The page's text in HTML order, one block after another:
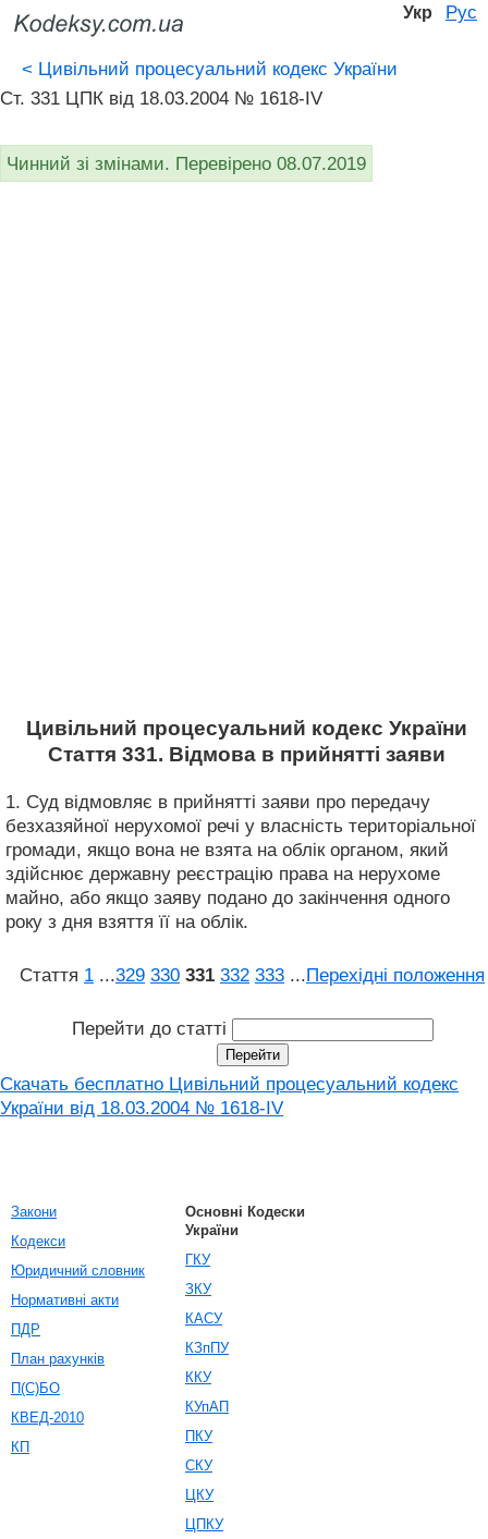
Укр Рус
< Цивільний процесуальний кодекс України
Ст. 331 ЦПК від 18.03.2004 № 1618-IV
Чинний зі змінами. Перевірено 08.07.2019
Цивільний процесуальний кодекс України
Стаття 331. Відмова в прийнятті заяви
1. Суд відмовляє в прийнятті заяви про передачу
безхазяйної нерухомої речі у власність територіальної
громади, якщо вона не взята на облік органом, який
здійснює державну реєстрацію права на нерухоме
майно, або якщо заяву подано до закінчення одного
року з дня взяття її на облік.
Стаття 1 ...329 330 331 332 333 ...Перехідні положення
Перейти до статті
Скачать бесплатно Цивільний процесуальний кодекс
України від 18.03.2004 № 1618-IV
Закони
Кодекси
Юридичний словник
Нормативні акти
ПДР
План рахунків
П(С)БО
КВЕД-2010
КП
Основні Кодески
України
ГКУ
ЗКУ
КАСУ
КЗпПУ
ККУ
КУпАП
ПКУ
СКУ
ЦКУ
ЦПКУ